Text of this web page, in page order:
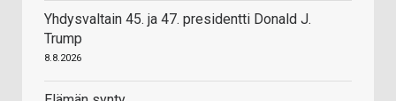
Yhdysvaltain 45. ja 47. presidentti Donald J.
Trump
8.8.2026